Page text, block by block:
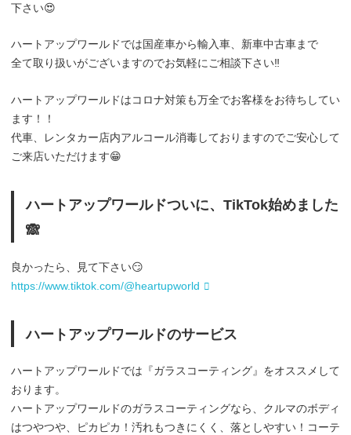
下さい😍
ハートアップワールドでは国産車から輸入車、新車中古車まで
全て取り扱いがございますのでお気軽にご相談下さい‼️
ハートアップワールドはコロナ対策も万全でお客様をお待ちしてい
ます！！
代車、レンタカー店内アルコール消毒しておりますのでご安心して
ご来店いただけます😁
ハートアップワールドついに、TikTok始めました
🙈
良かったら、見て下さい😏
https://www.tiktok.com/@heartupworld
ハートアップワールドのサービス
ハートアップワールドでは『ガラスコーティング』をオススメして
おります。
ハートアップワールドのガラスコーティングなら、クルマのボディ
はつやつや、ピカピカ！汚れもつきにくく、落としやすい！コーテ